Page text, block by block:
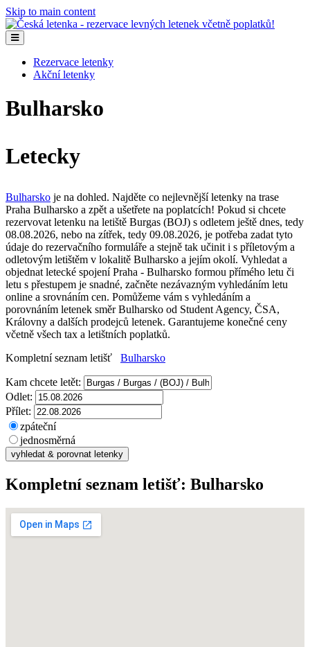
Skip to main content
Rezervace letenky
Akční letenky
Bulharsko
Letecky
Bulharsko je na dohled. Najděte co nejlevnější letenky na trase
Praha Bulharsko a zpět a ušetřete na poplatcích! Pokud si chcete
rezervovat letenku na letiště Burgas (BOJ) s odletem ještě dnes, tedy
08.08.2026, nebo na zítřek, tedy 09.08.2026, je potřeba zadat tyto
údaje do rezervačního formuláře a stejně tak učinit i s příletovým a
odletovým letištěm v lokalitě Bulharsko a jejím okolí. Vyhledat a
objednat letecké spojení Praha - Bulharsko formou přímého letu či
letu s přestupem je snadné, začněte nezávazným vyhledáním letu
online a srovnáním cen. Pomůžeme vám s vyhledáním a
porovnáním letenek směr Bulharsko od Student Agency, ČSA,
Královny a dalších prodejců letenek. Garantujeme konečné ceny
včetně všech tax a letištních poplatků.
Kompletní seznam letišť Bulharsko
Kam chcete letět:
Odlet:
Přílet:
zpáteční
jednosměrná
Kompletní seznam letišť: Bulharsko